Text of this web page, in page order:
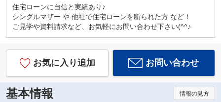
住宅ローンに自信と実績あり♪
シングルマザー や 他社で住宅ローンを断られた方 など！
ご見学や資料請求など、お気軽にお問い合わせ下さい(^^♪
お気に入り追加 お問い合わせ
基本情報 情報の見方